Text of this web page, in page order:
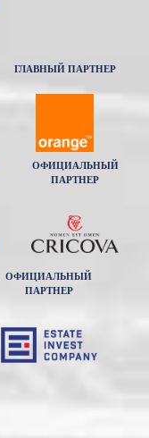
ГЛАВНЫЙ ПАРТНЕР
ОФИЦИАЛЬНЫЙ
ПАРТНЕР
ОФИЦИАЛЬНЫЙ
ПАРТНЕР